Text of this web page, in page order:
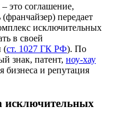
– это соглашение,
передает
исключительных
в своей
(ст. 1027 ГК РФ). По
знак, патент, ноу-хау
бизнеса и репутация
исключительных